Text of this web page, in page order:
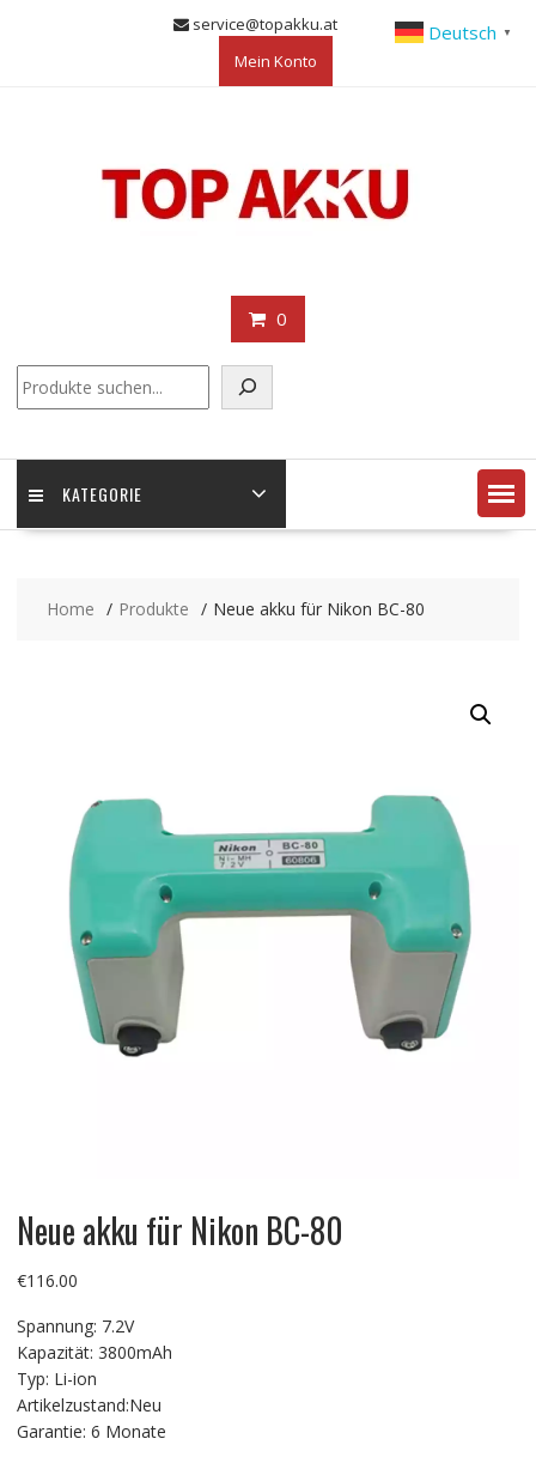
service@topakku.at
Mein Konto
0
KATEGORIE
Home Produkte Neue akku für Nikon BC-80
Neue akku für Nikon BC-80
€116.00
Spannung: 7.2V
Kapazität: 3800mAh
Typ: Li-ion
Artikelzustand:Neu
Garantie: 6 Monate
Deutsch ▼